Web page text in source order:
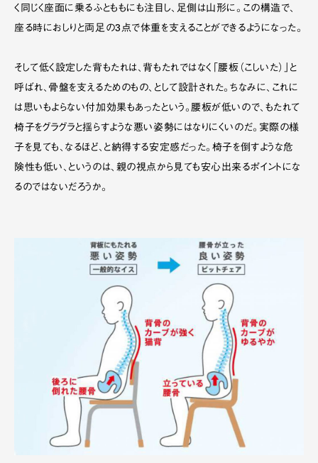
く同じく座面に乗るふとももにも注目し、足側は山形に。この構造で、
座る時におしりと両足の3点で体重を支えることができるようになった。
そして低く設定した背もたれは、背もたれではなく「腰板（こしいた）」と
呼ばれ、骨盤を支えるためのもの、として設計された。ちなみに、これに
は思いもよらない付加効果もあったという。腰板が低いので、もたれて
椅子をグラグラと揺らすような悪い姿勢にはなりにくいのだ。実際の様
子を見ても、なるほど、と納得する安定感だった。椅子を倒すような危
険性も低い、というのは、親の視点から見ても安心出来るポイントにな
るのではないだろうか。